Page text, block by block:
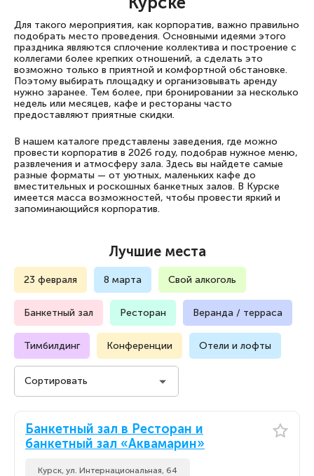
Для такого мероприятия, как корпоратив, важно правильно
подобрать место проведения. Основными идеями этого
праздника являются сплочение коллектива и построение с
коллегами более крепких отношений, а сделать это
возможно только в приятной и комфортной обстановке.
Поэтому выбирать площадку и организовывать аренду
нужно заранее. Тем более, при бронировании за несколько
недель или месяцев, кафе и рестораны часто
предоставляют приятные скидки.
В нашем каталоге представлены заведения, где можно
провести корпоратив в 2026 году, подобрав нужное меню,
развлечения и атмосферу зала. Здесь вы найдете самые
разные форматы — от уютных, маленьких кафе до
вместительных и роскошных банкетных залов. В Курске
имеется масса возможностей, чтобы провести яркий и
запоминающийся корпоратив.
Лучшие места
23 февраля 8 марта Свой алкоголь
Банкетный зал Ресторан Веранда / терраса
Тимбилдинг Конференции Отели и лофты
Сортировать
Стоимость на человека
По популярности
По популярности
Банкетный зал в Ресторан и
банкетный зал «Аквамарин»
Курск, ул. Интернациональная, 64